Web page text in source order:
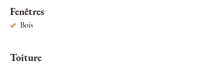
Fenêtres
Bois
Toiture